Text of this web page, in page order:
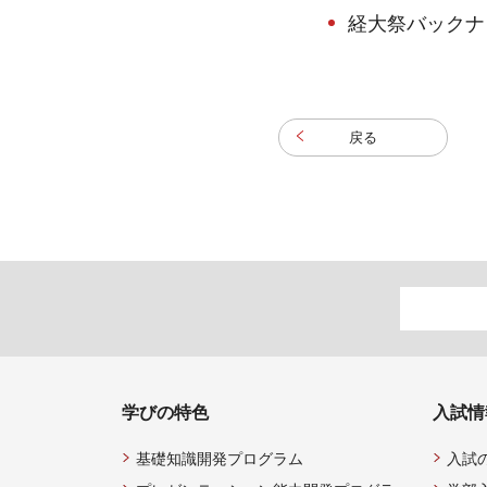
経大祭バック
戻る
学びの特色
基礎知識開発プログラム
入試
入試